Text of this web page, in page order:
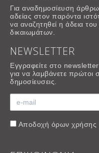
Για αναδημοσίευση
αδείας στον παρόντα
να αναζητηθεί η άδεια
δικαιωμάτων.
NEWSLETTER
Εγγραφείτε στο
για να λαμβάνετε πρώτοι
δημοσίευσεις.
Αποδοχή όρων χρήσης